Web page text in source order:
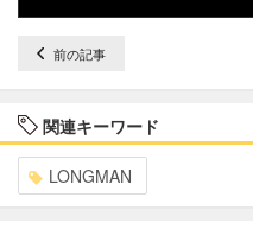
前の記事
関連キーワード
LONGMAN